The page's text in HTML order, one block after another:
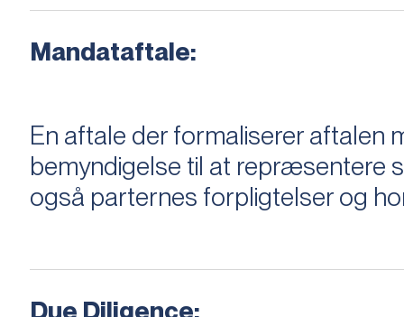
Mandataftale:
En aftale der formaliserer
bemyndigelse til at repræsentere
også parternes forpligtelser og